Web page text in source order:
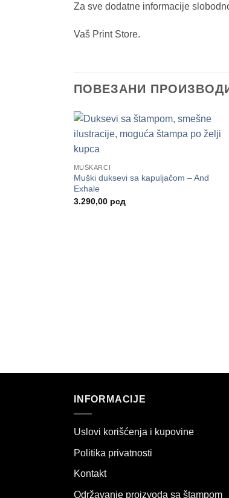
Za sve dodatne informacije
Vaš Print Store.
ПОВЕЗАНИ
MUŠKARCI
Muški duksevi sa kapuljačom – And
Exhale
3.290,00 рсд
INFORMACIJE
Uslovi korišćenja i kupovine
Politika privatnosti
Kontakt
Održavanje proizvoda sa štampom